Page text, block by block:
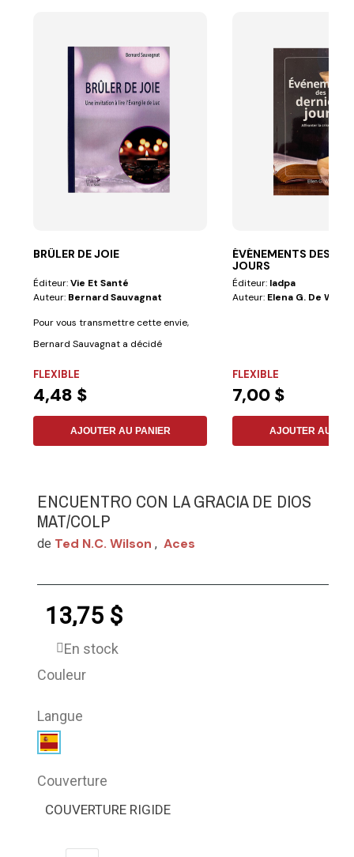
BRÛLER DE JOIE
Éditeur:Vie Et Santé
Auteur: Bernard Sauvagnat
Pour vous transmettre cette envie,
Bernard Sauvagnat a décidé
FLEXIBLE
4,48 $
AJOUTER AU PANIER
ÉVÉNEMENTS DES
JOURS
Éditeur: Iadpa
Auteur: Elena G. De White
FLEXIBLE
7,00 $
AJOUTER AU
ENCUENTRO CON LA GRACIA DE DIOS
MAT/COLP
de Ted N.c. Wilson , Aces
13,75 $
En stock
Couleur
Langue
Couverture
COUVERTURE RIGIDE